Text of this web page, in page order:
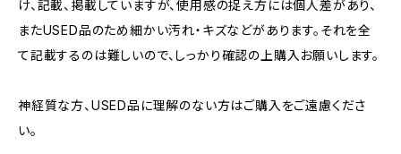
け、記載、掲載していますが、使用感の捉え方には個人差があり、
またUSED品のため細かい汚れ・キズなどがあります。それを全
て記載するのは難しいので、しっかり確認の上購入お願いします。
神経質な方、USED品に理解のない方はご購入をご遠慮くださ
い。